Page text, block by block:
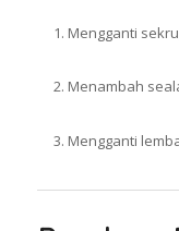
Mengganti
Menambah
Mengganti